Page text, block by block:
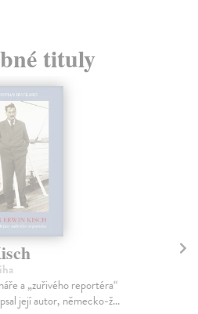
tituly
a „zuřivého reportéra“
její autor, německo-ž...